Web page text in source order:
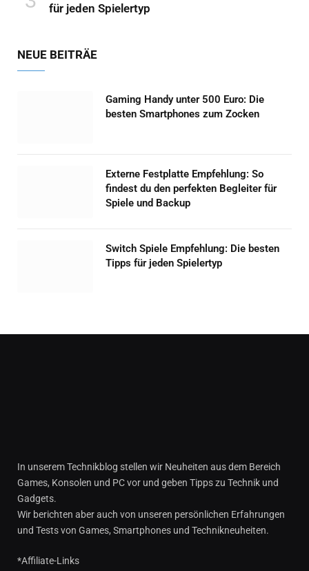
für jeden Spielertyp
NEUE BEITRÄE
Gaming Handy unter 500 Euro: Die
besten Smartphones zum Zocken
Externe Festplatte Empfehlung: So
findest du den perfekten Begleiter für
Spiele und Backup
Switch Spiele Empfehlung: Die besten
Tipps für jeden Spielertyp
In unserem Technikblog stellen wir Neuheiten aus dem Bereich
Games, Konsolen und PC vor und geben Tipps zu Technik und
Gadgets.
Wir berichten aber auch von unseren persönlichen Erfahrungen
und Tests von Games, Smartphones und Technikneuheiten.
*Affiliate-Links